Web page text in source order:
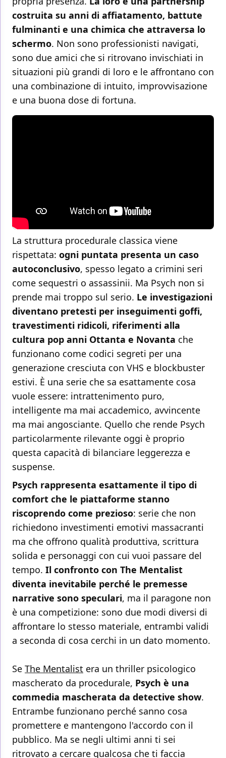
costruita su anni di affiatamento, battute
fulminanti e una chimica che attraversa lo
schermo. Non sono professionisti navigati,
sono due amici che si ritrovano invischiati in
situazioni più grandi di loro e le affrontano con
una combinazione di intuito, improvvisazione
e una buona dose di fortuna.
La struttura procedurale classica viene
rispettata: ogni puntata presenta un caso
autoconclusivo, spesso legato a crimini seri
come sequestri o assassinii. Ma Psych non si
prende mai troppo sul serio. Le investigazioni
diventano pretesti per inseguimenti goffi,
travestimenti ridicoli, riferimenti alla
cultura pop anni Ottanta e Novanta che
funzionano come codici segreti per una
generazione cresciuta con VHS e blockbuster
estivi. È una serie che sa esattamente cosa
vuole essere: intrattenimento puro,
intelligente ma mai accademico, avvincente
ma mai angosciante. Quello che rende Psych
particolarmente rilevante oggi è proprio
questa capacità di bilanciare leggerezza e
suspense.
Psych rappresenta esattamente il tipo di
comfort che le piattaforme stanno
riscoprendo come prezioso: serie che non
richiedono investimenti emotivi massacranti
ma che offrono qualità produttiva, scrittura
solida e personaggi con cui vuoi passare del
tempo. Il confronto con The Mentalist
diventa inevitabile perché le premesse
narrative sono speculari, ma il paragone non
è una competizione: sono due modi diversi di
affrontare lo stesso materiale, entrambi validi
a seconda di cosa cerchi in un dato momento.
Se The Mentalist era un thriller psicologico
mascherato da procedurale, Psych è una
commedia mascherata da detective show.
Entrambe funzionano perché sanno cosa
promettere e mantengono l'accordo con il
pubblico. Ma se negli ultimi anni ti sei
ritrovato a cercare qualcosa che ti faccia